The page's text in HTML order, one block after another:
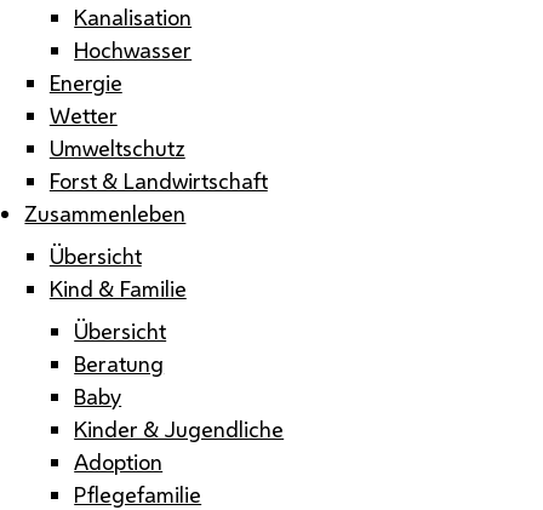
Kanalisation
Hochwasser
Energie
Wetter
Umweltschutz
Forst & Landwirtschaft
Zusammenleben
Übersicht
Kind & Familie
Übersicht
Beratung
Baby
Kinder & Jugendliche
Adoption
Pflegefamilie